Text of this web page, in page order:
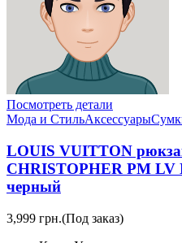
Посмотреть детали
Мода и СтильАксессуары
LOUIS VUITTON
CHRISTOPHER PM LV
черный
3,999 грн.(Под заказ)